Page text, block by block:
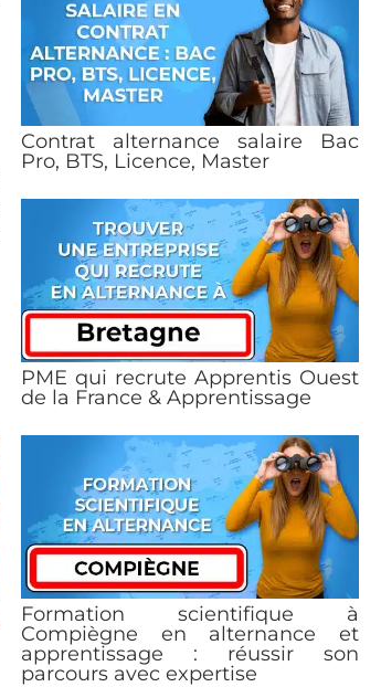
Contrat alternance salaire Bac
Pro, BTS, Licence, Master
PME qui recrute Apprentis Ouest
de la France & Apprentissage
Formation scientifique à
Compiègne en alternance et
apprentissage : réussir son
parcours avec expertise